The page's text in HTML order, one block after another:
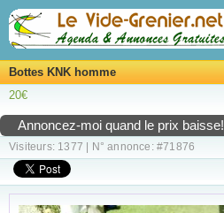
Bottes KNK homme
20€
Annoncez-moi quand le prix baisse!
Visiteurs: 1377 | N° annonce: #71876